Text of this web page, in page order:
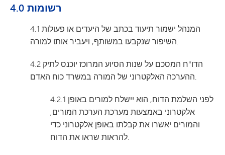
4.0 רשומות
4.1 המנהל ישמור תיעוד בכתב של היעדים או פעולות
השיפור שנקבעו במשותף, ויעביר אותו למורה.
4.2 הדו"ח המסכם על שנות הסיוע המרוכז יוכנס לתיק
ההערכה האלקטרוני של המורה במשרד כוח האדם.
4.2.1 לפני השלמת הדוח, הוא יישלח למורים באופן
אלקטרוני באמצעות מערכת הערכת המורים,
והמורים יאשרו את קבלתו באופן אלקטרוני כדי
להראות שראו את הדוח.